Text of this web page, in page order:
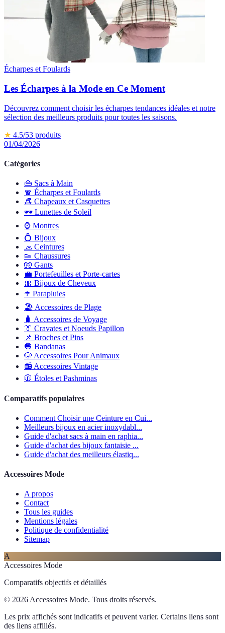
Écharpes et Foulards
Les Écharpes à la Mode en Ce Moment
Découvrez comment choisir les écharpes tendances idéales et notre
sélection des meilleurs produits pour toutes les saisons.
★ 4.5/53 produits
01/04/2026
Catégories
👜 Sacs à Main
🧣 Écharpes et Foulards
👒 Chapeaux et Casquettes
🕶️ Lunettes de Soleil
⌚ Montres
💍 Bijoux
🧢 Ceintures
👟 Chaussures
🧤 Gants
💼 Portefeuilles et Porte-cartes
🎀 Bijoux de Cheveux
☂️ Parapluies
🏖️ Accessoires de Plage
🧳 Accessoires de Voyage
👔 Cravates et Noeuds Papillon
📌 Broches et Pins
🧶 Bandanas
🐶 Accessoires Pour Animaux
📻 Accessoires Vintage
🧥 Étoles et Pashminas
Comparatifs populaires
Comment Choisir une Ceinture en Cui...
Meilleurs bijoux en acier inoxydabl...
Guide d'achat sacs à main en raphia...
Guide d'achat des bijoux fantaisie ...
Guide d'achat des meilleurs élastiq...
Accessoires Mode
A propos
Contact
Tous les guides
Mentions légales
Politique de confidentialité
Sitemap
A
Accessoires Mode
Comparatifs objectifs et détaillés
© 2026 Accessoires Mode. Tous droits réservés.
Les prix affichés sont indicatifs et peuvent varier. Certains liens sont
des liens affiliés.